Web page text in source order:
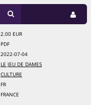
2.00 EUR
PDF
2022-07-04
LE JEU DE DAMES
CULTURE
FR
FRANCE